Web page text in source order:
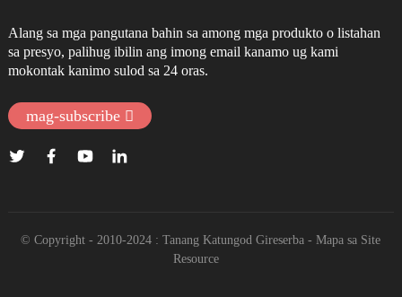
Alang sa mga pangutana bahin sa among mga produkto o listahan
sa presyo, palihug ibilin ang imong email kanamo ug kami
mokontak kanimo sulod sa 24 oras.
mag-subscribe
© Copyright - 2010-2024 : Tanang Katungod Gireserba- Mapa sa Site
Resource